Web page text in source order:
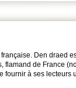
Den draed
flamand de France
à ses lecteurs